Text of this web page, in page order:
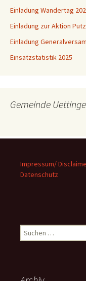
Einladung Wandertag
Einladung zur Aktion
Einladung
Einsatzstatistik 2025
Gemeinde
Impressum/
Datenschutz
Suchen
nach: